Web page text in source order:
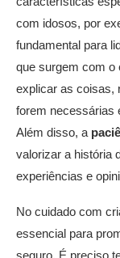
com idosos, por
fundamental para
que surgem com o
explicar as coisas,
forem necessárias
Além disso, a
valorizar a história
experiências e
No cuidado com
essencial para